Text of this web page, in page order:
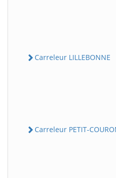
Carreleur LILLEBONNE
Carreleur PETIT-